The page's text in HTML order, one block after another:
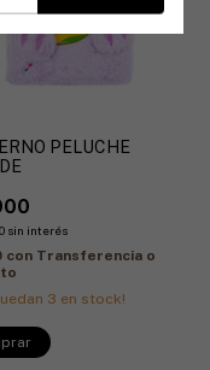
PELUCHE
sin interés
con Transferencia o
3 en stock!